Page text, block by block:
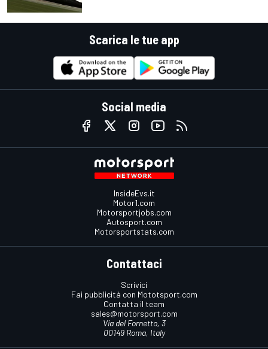
Scarica le tue app
Social media
InsideEvs.it
Motor1.com
Motorsportjobs.com
Autosport.com
Motorsportstats.com
Contattaci
Scrivici
Fai pubblicità con Mototsport.com
Contatta il team
sales@motorsport.com
Via del Fornetto, 3
00149 Roma, Italy